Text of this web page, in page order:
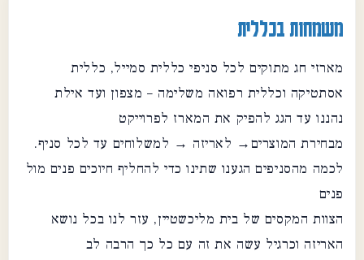
משמחות בכללית
מארזי חג מתוקים לכל סניפי כללית סמייל, כללית
אסתטיקה וכללית רפואה משלימה – מצפון ועד אילת
נהננו עד הגג להפיק את המארז לפרוייקט
מבחירת המוצרים→ לאריזה → למשלוחים עד לכל סניף.
לכמה מהסניפים הגענו שתינו כדי להחליף חיוכים פנים מול
פנים
הצוות המקסים של בית מליכשטיין, עזר לנו בכל נושא
האריזה וכרגיל עשה את זה עם כל כך הרבה לב